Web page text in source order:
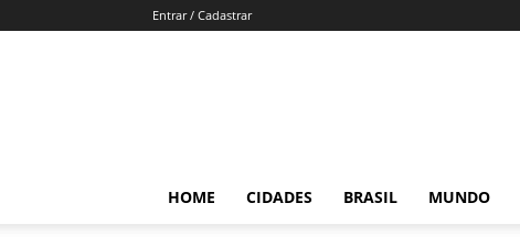
Entrar / Cadastrar
HOME CIDADES BRASIL MUNDO